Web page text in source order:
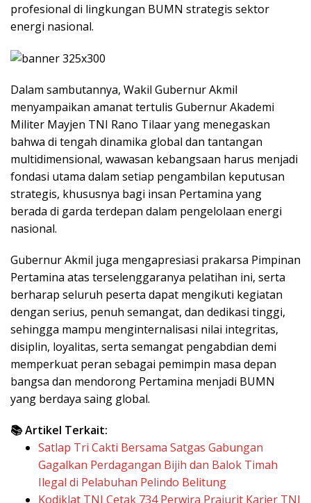
profesional di lingkungan BUMN strategis sektor
energi nasional.
Dalam sambutannya, Wakil Gubernur Akmil
menyampaikan amanat tertulis Gubernur Akademi
Militer Mayjen TNI Rano Tilaar yang menegaskan
bahwa di tengah dinamika global dan tantangan
multidimensional, wawasan kebangsaan harus menjadi
fondasi utama dalam setiap pengambilan keputusan
strategis, khususnya bagi insan Pertamina yang
berada di garda terdepan dalam pengelolaan energi
nasional.
Gubernur Akmil juga mengapresiasi prakarsa Pimpinan
Pertamina atas terselenggaranya pelatihan ini, serta
berharap seluruh peserta dapat mengikuti kegiatan
dengan serius, penuh semangat, dan dedikasi tinggi,
sehingga mampu menginternalisasi nilai integritas,
disiplin, loyalitas, serta semangat pengabdian demi
memperkuat peran sebagai pemimpin masa depan
bangsa dan mendorong Pertamina menjadi BUMN
yang berdaya saing global.
📚 Artikel Terkait:
Satlap Tri Cakti Bersama Satgas Gabungan
Gagalkan Perdagangan Bijih dan Balok Timah
Ilegal di Pelabuhan Pelindo Belitung
Kodiklat TNI Cetak 734 Perwira Prajurit Karier TNI